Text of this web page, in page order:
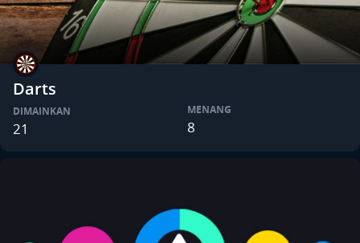
Darts
DIMAINKAN
21
MENANG
8